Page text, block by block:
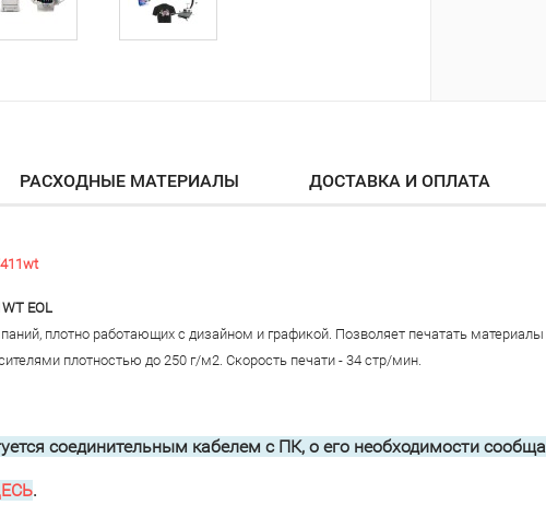
РАСХОДНЫЕ МАТЕРИАЛЫ ДОСТАВКА И ОПЛАТА
EOL
плотно работающих с дизайном и графикой. Позволяет печатать
плотностью до 250 г/м2. Скорость печати - 34 стр/мин.
соединительным кабелем с ПК, о его необходимости
.